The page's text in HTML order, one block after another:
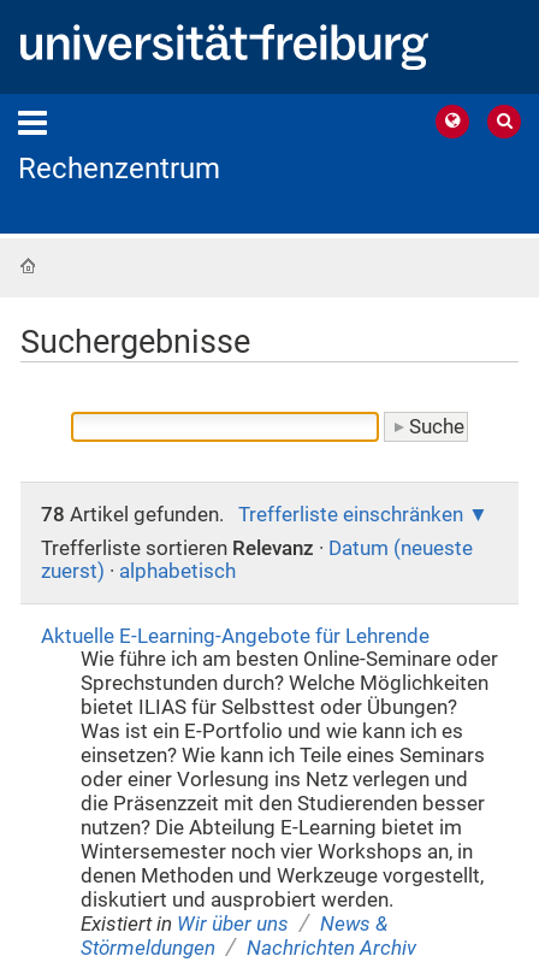
Rechenzentrum
Suchergebnisse
78 Artikel gefunden.
Trefferliste einschränken
Trefferliste sortieren Relevanz · Datum (neueste
zuerst) · alphabetisch
Aktuelle E-Learning-Angebote für Lehrende
Wie führe ich am besten Online-Seminare oder
Sprechstunden durch? Welche Möglichkeiten
bietet ILIAS für Selbsttest oder Übungen?
Was ist ein E-Portfolio und wie kann ich es
einsetzen? Wie kann ich Teile eines Seminars
oder einer Vorlesung ins Netz verlegen und
die Präsenzzeit mit den Studierenden besser
nutzen? Die Abteilung E-Learning bietet im
Wintersemester noch vier Workshops an, in
denen Methoden und Werkzeuge vorgestellt,
diskutiert und ausprobiert werden.
Existiert in Wir über uns / News &
Störmeldungen / Nachrichten Archiv